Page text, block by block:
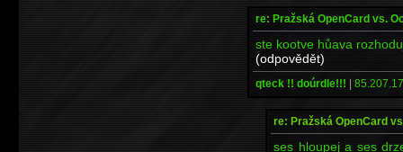
re: Pražská OpenCard vs.
ste kootve hůava
(odpovědět)
qteck !! doúrdle!!! |
re: Pražská OpenCard
ses hloupej a ses